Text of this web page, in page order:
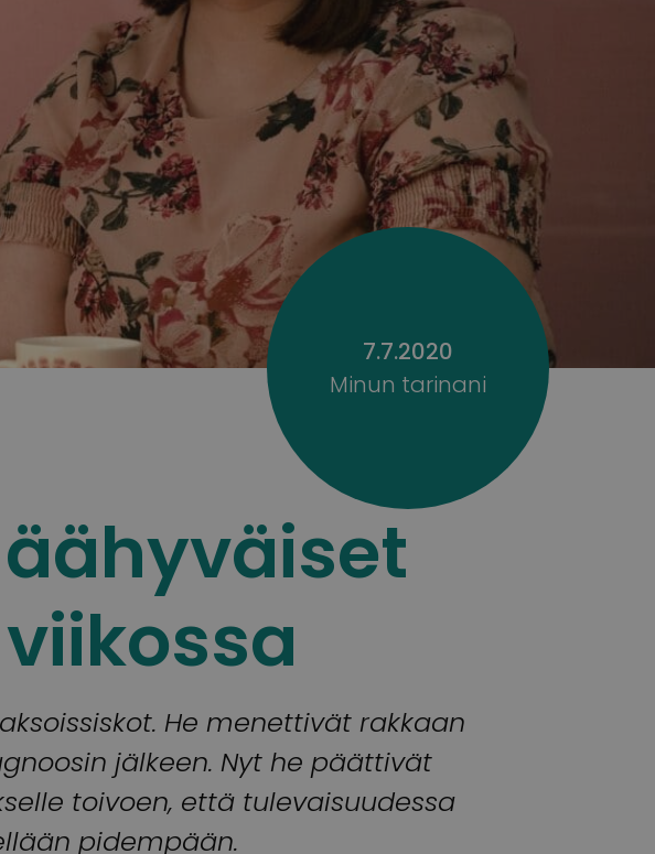
7.7.2020
Minun tarinani
He menettivät rakkaan
jälkeen. Nyt he päättivät
toivoen, että tulevaisuudessa
pidempään.